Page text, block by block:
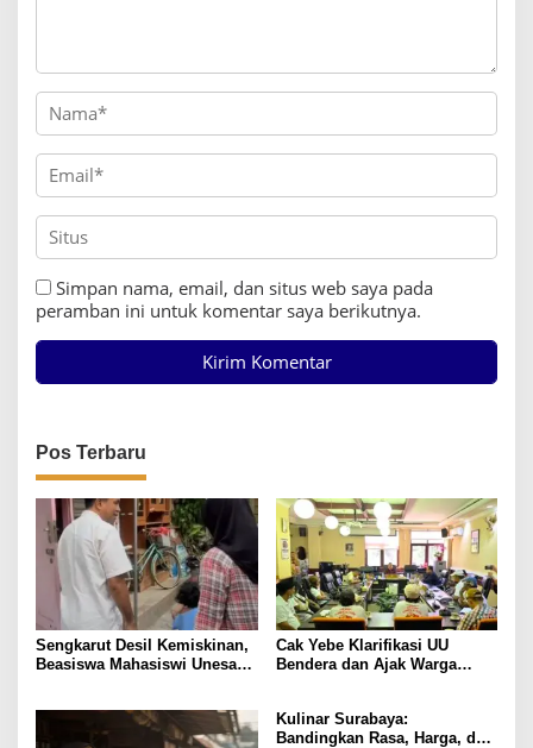
Simpan nama, email, dan situs web saya pada
peramban ini untuk komentar saya berikutnya.
Pos Terbaru
Sengkarut Desil Kemiskinan,
Beasiswa Mahasiswi Unesa
Cak Yebe Klarifikasi UU
Bendera dan Ajak Warga
Kulinar Surabaya:
Bandingkan Rasa, Harga, dan